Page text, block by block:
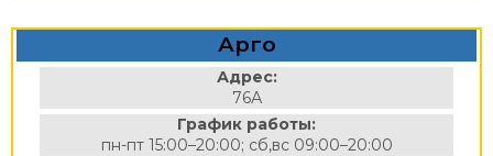
Арго
Адрес:
76А
График работы:
пн-пт 15:00–20:00; сб,вс 09:00–20:00